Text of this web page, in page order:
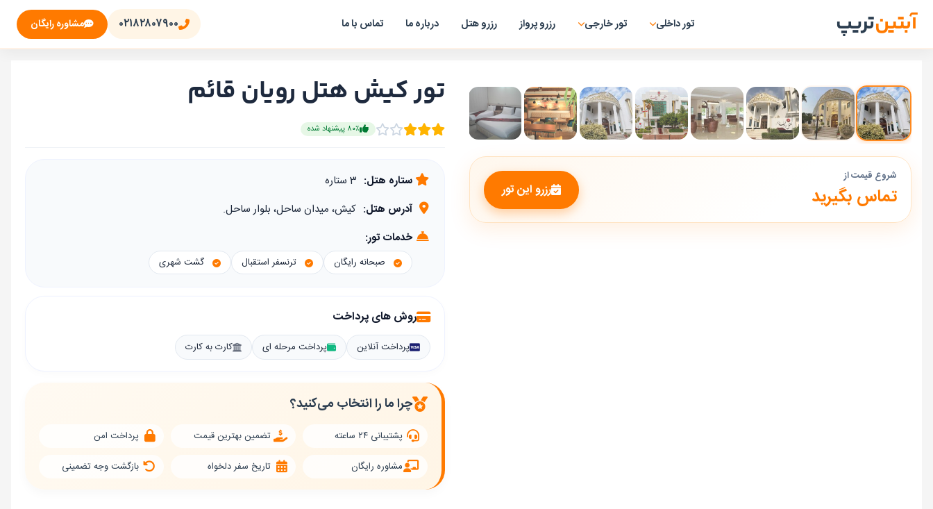
آبتینتریپ تور داخلی تور خارجی رزرو پرواز رزرو هتل درباره ما تماس با ما ۰۲۱۸۲۸۰۷۹۰۰ مشاوره رایگان
شروع قیمت از
تماس بگیرید رزرو این تور
تور کیش هتل رویان قائم
۸۰٪ پیشنهاد شده
ستاره هتل:
آدرس هتل: کیش، میدان ساحل، بلوار ساحل.
خدمات تور:
صبحانه رایگان ترنسفر استقبال گشت شهری
روش های پرداخت
پرداخت آنلاین پرداخت مرحله ای کارت به کارت
چرا ما را انتخاب می‌کنید؟
پشتیبانی ۲۴ ساعته تضمین بهترین قیمت
پرداخت امن
مشاوره رایگان
تاریخ سفر دلخواه بازگشت وجه تضمینی